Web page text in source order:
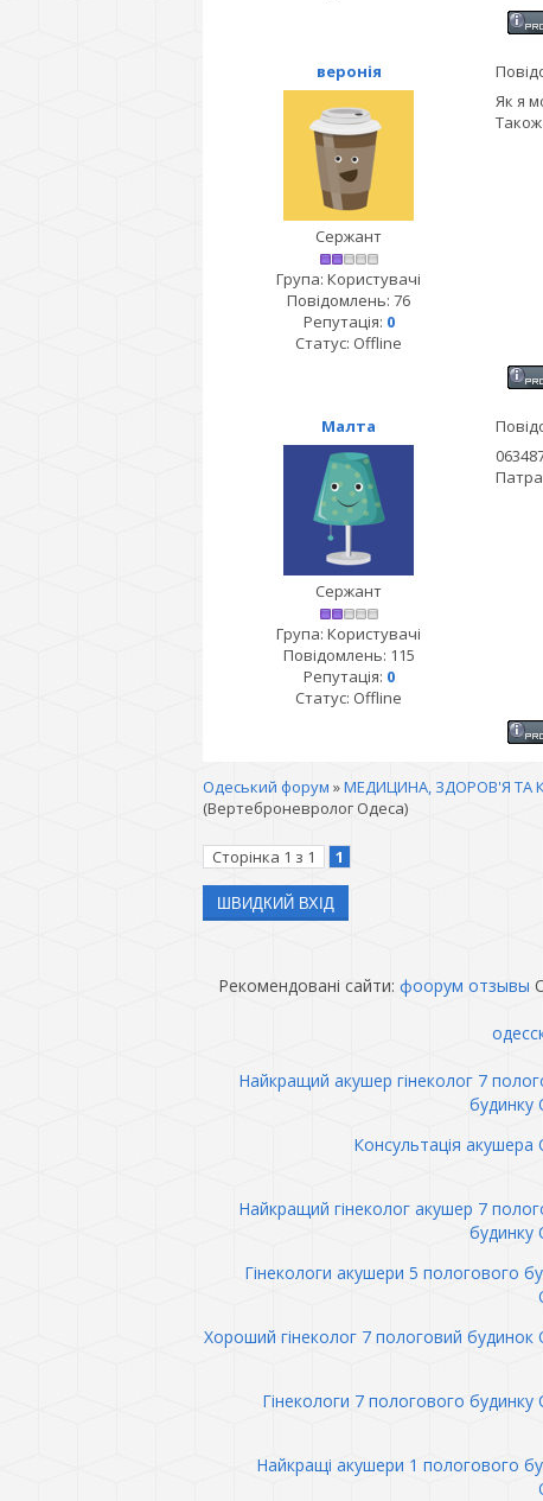
веронія
Сержант
Група: Користувачі
Повідомлень: 76
Репутація: 0
Статус: Offline
Як я
Малта
Сержант
Група: Користувачі
Повідомлень: 115
Репутація: 0
Статус: Offline
Одеський форум »МЕДИЦИНА, ЗДОРОВ'Я ТА
(Вертеброневролог Одеса)
Сторінка 1 з 1
1
Рекомендовані сайти: фоорум отзывы
Найкращий акушер гінеколог 7
будинку
Консультація акушера
Найкращий гінеколог акушер 7
будинку
Гінекологи акушери 5 пологового
Хороший гінеколог 7 пологовий будинок
Гінекологи 7 пологового будинку
Найкращі акушери 1 пологового